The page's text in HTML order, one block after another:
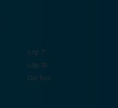
Lớp 7
Lớp 10
Đại học